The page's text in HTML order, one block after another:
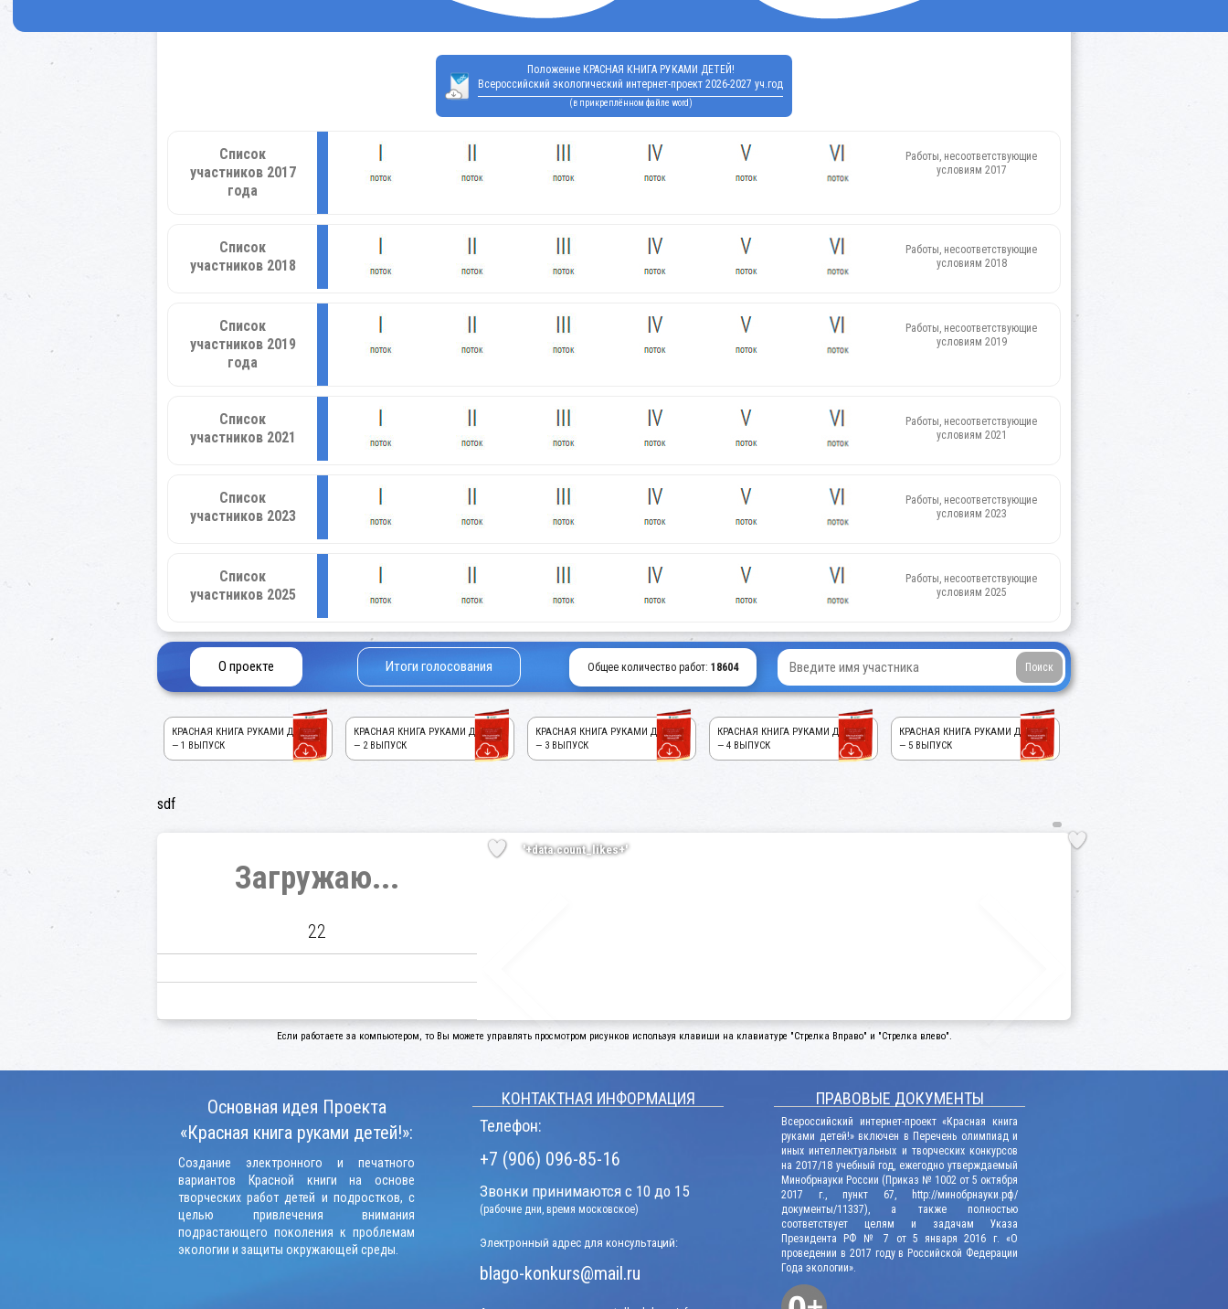
Положение КРАСНАЯ КНИГА РУКАМИ ДЕТЕЙ!
Всероссийский экологический интернет-проект 2026-2027 уч.год
(в прикреплённом файле word)
Список
участников 2017
года
Работы, несоответствующие
условиям 2017
Список
участников 2018
Работы, несоответствующие
условиям 2018
Список
участников 2019
года
Работы, несоответствующие
условиям 2019
Список
участников 2021
Работы, несоответствующие
условиям 2021
Список
участников 2023
Работы, несоответствующие
условиям 2023
Список
участников 2025
Работы, несоответствующие
условиям 2025
О проекте Итоги голосования Общее количество работ: 18604
КРАСНАЯ КНИГА РУКАМИ ДЕТЕЙ!
— 1 ВЫПУСК
КРАСНАЯ КНИГА РУКАМИ ДЕТЕЙ!
— 2 ВЫПУСК
КРАСНАЯ КНИГА РУКАМИ ДЕТЕЙ!
— 3 ВЫПУСК
КРАСНАЯ КНИГА РУКАМИ ДЕТЕЙ!
— 4 ВЫПУСК
КРАСНАЯ КНИГА РУКАМИ ДЕТЕЙ!
— 5 ВЫПУСК
sdf
Загружаю...
22
'+data.count_likes+'
Если работаете за компьютером, то Вы можете управлять просмотром рисунков используя клавиши на клавиатуре "Стрелка Вправо" и "Стрелка влево".
Основная идея Проекта
«Красная книга руками детей!»:
Создание электронного и печатного
вариантов Красной книги на основе
творческих работ детей и подростков, с
целью привлечения внимания
подрастающего поколения к проблемам
экологии и защиты окружающей среды.
КОНТАКТНАЯ ИНФОРМАЦИЯ
Телефон:
+7 (906) 096-85-16
Звонки принимаются с 10 до 15
(рабочие дни, время московское)
Электронный адрес для консультаций:
blago-konkurs@mail.ru
ПРАВОВЫЕ ДОКУМЕНТЫ
Всероссийский интернет-проект «Красная книга
руками детей!» включен в Перечень олимпиад и
иных интеллектуальных и творческих конкурсов
на 2017/18 учебный год, ежегодно утверждаемый
Минобрнауки России (Приказ № 1002 от 5 октября
2017 г., пункт 67, http://минобрнауки.рф/
документы/11337), а также полностью
соответствует целям и задачам Указа
Президента РФ № 7 от 5 января 2016 г. «О
проведении в 2017 году в Российской Федерации
Года экологии».